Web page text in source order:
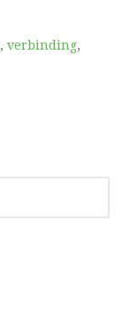
, verbinding,